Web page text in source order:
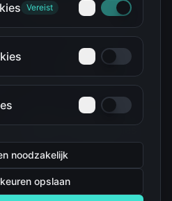
The Simpsons
Troetelbeertjes
Vereist
noodzakelijk
opslaan